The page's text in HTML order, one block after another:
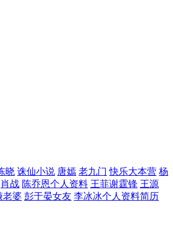
晓 诛仙小说 唐嫣 老九门 快乐大本营 杨
肖战 陈乔恩个人资料 王菲谢霆锋 王源
老婆 彭于晏女友 李冰冰个人资料简历